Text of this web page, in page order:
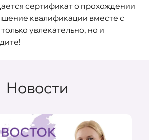
сертификат о прохождении
квалификации вместе с
увлекательно, но и
Новости